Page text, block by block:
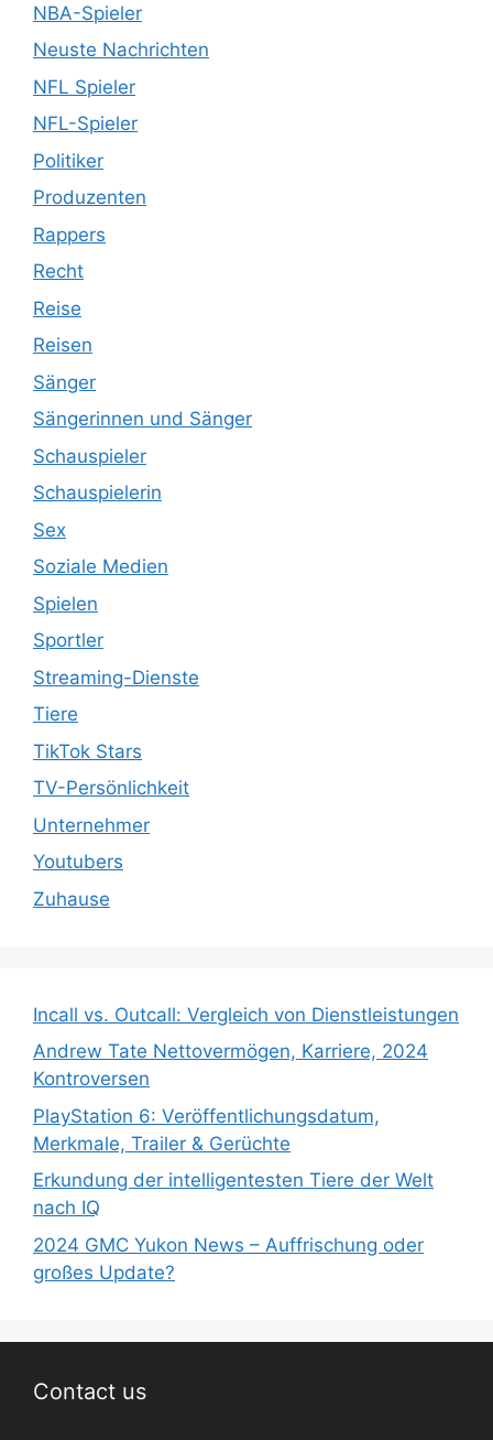
NBA-Spieler
Neuste Nachrichten
NFL Spieler
NFL-Spieler
Politiker
Produzenten
Rappers
Recht
Reise
Reisen
Sänger
Sängerinnen und Sänger
Schauspieler
Schauspielerin
Sex
Soziale Medien
Spielen
Sportler
Streaming-Dienste
Tiere
TikTok Stars
TV-Persönlichkeit
Unternehmer
Youtubers
Zuhause
Incall vs. Outcall: Vergleich von Dienstleistungen
Andrew Tate Nettovermögen, Karriere, 2024
Kontroversen
PlayStation 6: Veröffentlichungsdatum,
Merkmale, Trailer & Gerüchte
Erkundung der intelligentesten Tiere der Welt
nach IQ
2024 GMC Yukon News – Auffrischung oder
großes Update?
Contact us